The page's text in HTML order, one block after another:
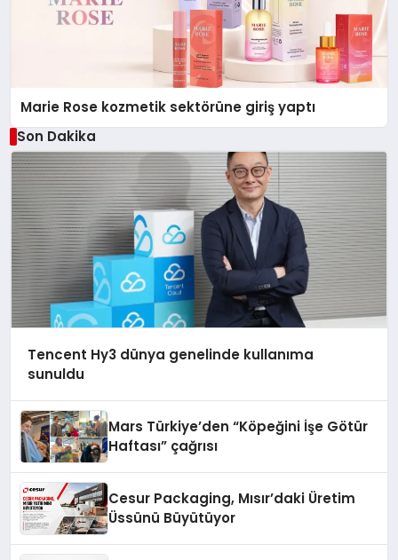
Marie Rose kozmetik sektörüne giriş yaptı
Son Dakika
Tencent Hy3 dünya genelinde kullanıma
sunuldu
Mars Türkiye’den “Köpeğini İşe Götür
Haftası” çağrısı
Cesur Packaging, Mısır’daki Üretim
Üssünü Büyütüyor